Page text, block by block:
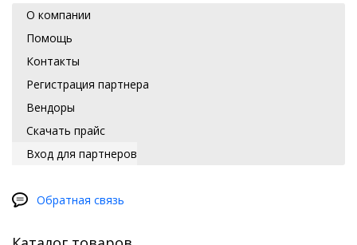
О компании
Помощь
Контакты
Регистрация партнера
Вендоры
Скачать прайс
Вход для партнеров
Обратная связь